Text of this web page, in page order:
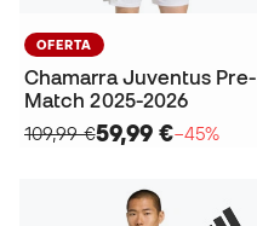
OFERTA
Chamarra Juventus Pre-
Match 2025-2026
109,99 €59,99 €−45%